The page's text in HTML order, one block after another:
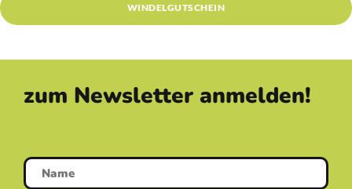
WINDELGUTSCHEIN
zum Newsletter anmelden!